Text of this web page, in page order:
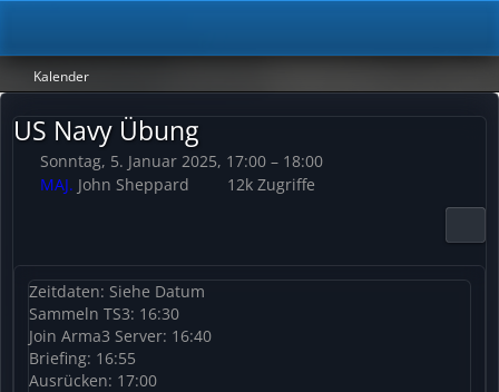
Kalender
US Navy Übung
Sonntag, 5. Januar 2025, 17:00 – 18:00
MAJ. John Sheppard 12k Zugriffe
Zeitdaten: Siehe Datum
Sammeln TS3: 16:30
Join Arma3 Server: 16:40
Briefing: 16:55
Ausrücken: 17:00